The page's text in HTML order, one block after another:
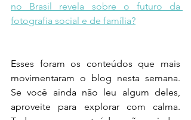
no Brasil revela sobre o futuro da
fotografia social e de família?
Esses foram os conteúdos que mais
movimentaram o blog nesta semana.
Se você ainda não leu algum deles,
aproveite para explorar com calma.